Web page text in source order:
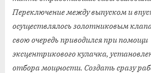
Переключение между выпуском и
осуществлялось золотниковым
свою очередь приводился при помощи
эксцентрикового кулачка,
отбора мощности. Создать сразу